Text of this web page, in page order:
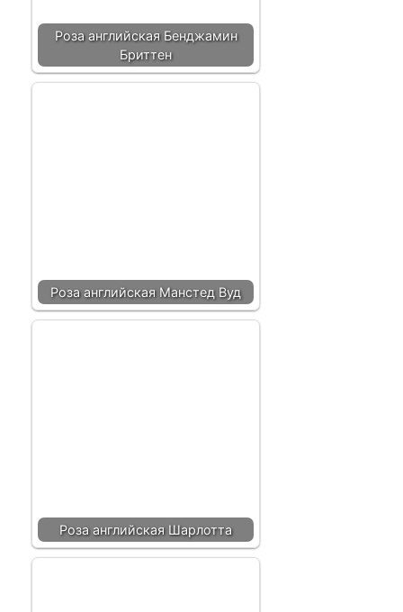
Роза английская Бенджамин
Бриттен
Роза английская Манстед Вуд
Роза английская Шарлотта